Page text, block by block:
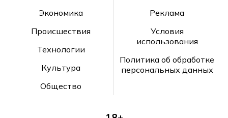
Экономика
Происшествия
Технологии
Культура
Общество
Реклама
Условия
использования
Политика об обработке
персональных данных